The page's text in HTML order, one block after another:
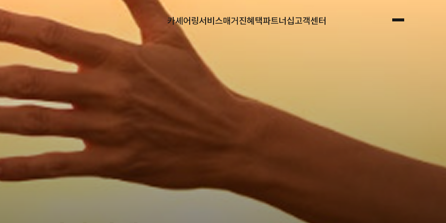
카셰어링서비스매거진혜택파트너십고객센터 전체메뉴